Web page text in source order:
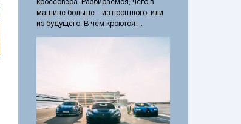
кроссовера. Разбираемся, чего в
машине больше – из прошлого, или
из будущего. В чем кроются ...